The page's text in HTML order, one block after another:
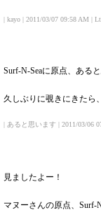
| kayo | 2011/03/07 09:58 AM |
Surf-N-Seaに原点、あると
久しぶりに覗きにきたら
| あると思います | 2011/03/06
見ましたよー！
マヌーさんの原点、Surf-